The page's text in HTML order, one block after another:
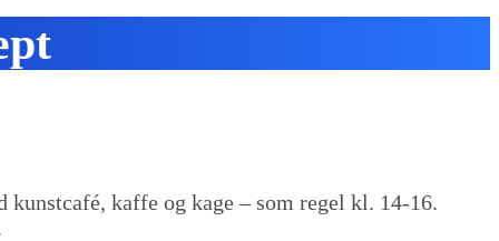
kaffe og kage – som regel kl. 14-16.